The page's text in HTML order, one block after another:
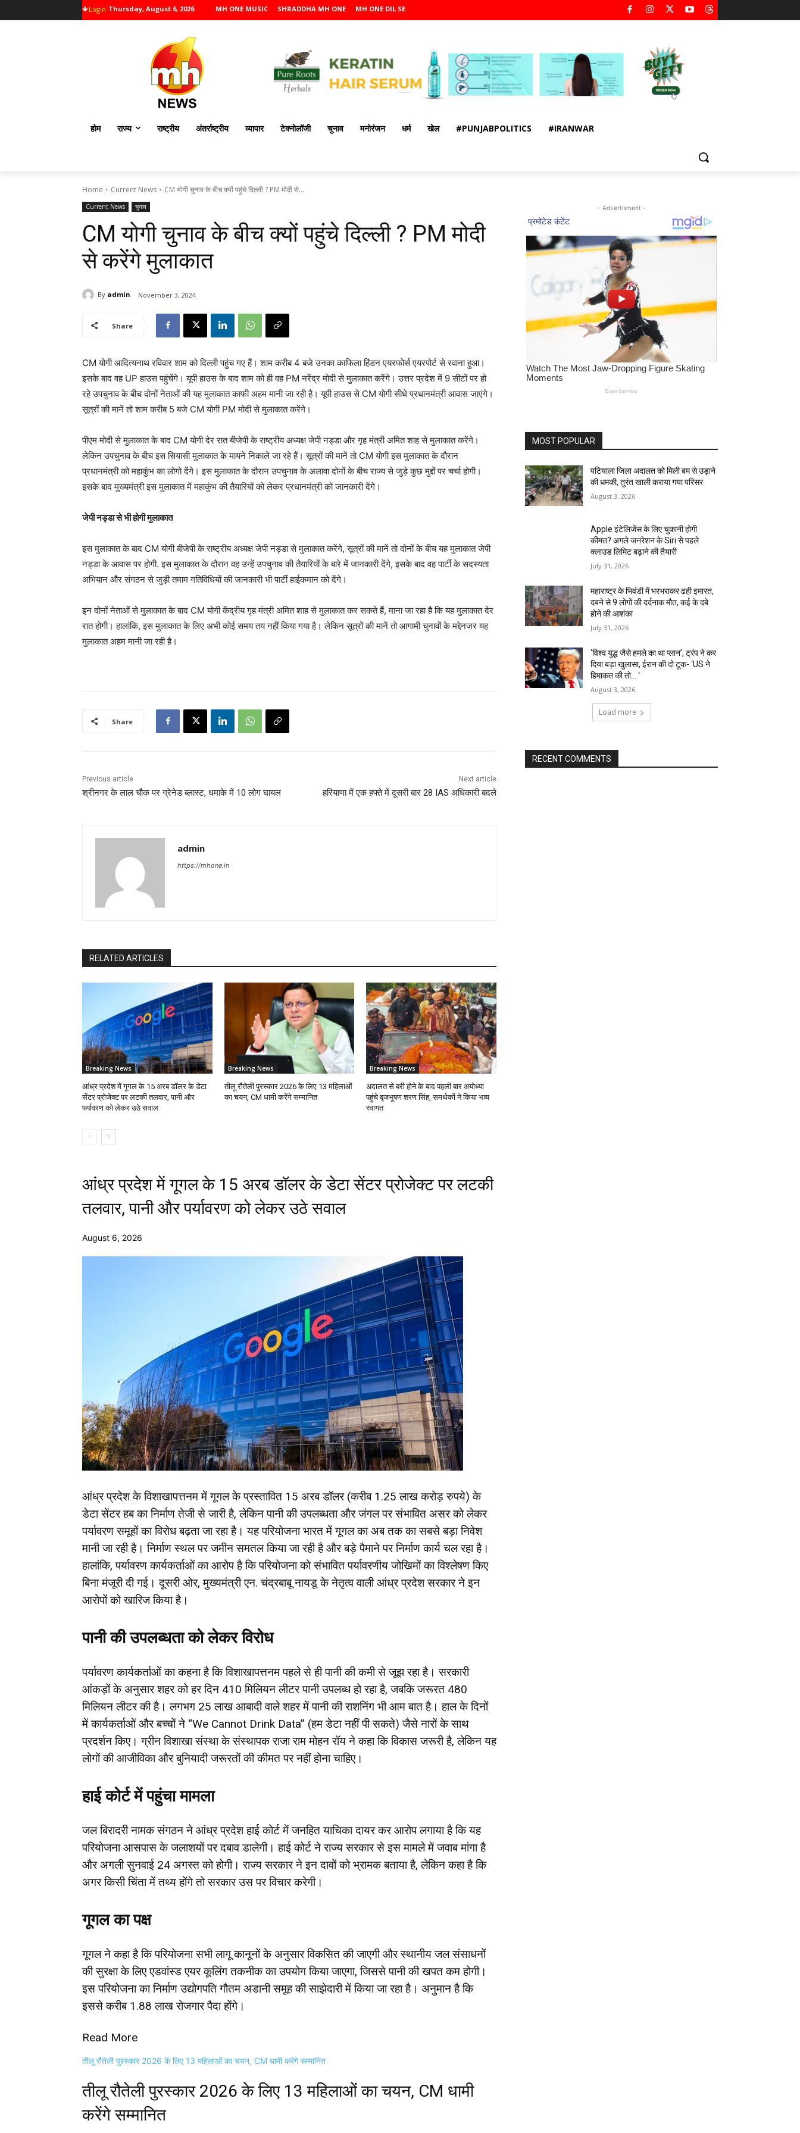
Login Thursday, August 6, 2026 MH ONE MUSIC SHRADDHA MH ONE MH ONE DIL SE
होम राज्य राष्ट्रीय अंतर्राष्ट्रीय व्यापार टेक्नोलॉजी चुनाव मनोरंजन धर्म खेल #PUNJABPOLITICS #IRANWAR
Home Current News CM योगी चुनाव के बीच क्यों पहुंचे दिल्ली ? PM मोदी से...
Current News चुनाव
CM योगी चुनाव के बीच क्यों पहुंचे दिल्ली ? PM मोदी
से करेंगे मुलाकात
By admin November 3, 2024
Share
CM योगी आदित्यनाथ रविवार शाम को दिल्ली पहुंच गए हैं। शाम करीब 4 बजे उनका काफिला हिंडन एयरफोर्स एयरपोर्ट से रवाना हुआ।
इसके बाद वह UP हाउस पहुंचेंगे। यूपी हाउस के बाद शाम को ही वह PM नरेंद्र मोदी से मुलाकात करेंगे। उत्तर प्रदेश में 9 सीटों पर हो
रहे उपचुनाव के बीच दोनों नेताओं की यह मुलाकात काफी अहम मानी जा रही है। यूपी हाउस से CM योगी सीधे प्रधानमंत्री आवास जाएंगे।
सूत्रों की मानें तो शाम करीब 5 बजे CM योगी PM मोदी से मुलाकात करेंगे।
पीएम मोदी से मुलाकात के बाद CM योगी देर रात बीजेपी के राष्ट्रीय अध्यक्ष जेपी नड्डा और गृह मंत्री अमित शाह से मुलाकात करेंगे।
लेकिन उपचुनाव के बीच इस सियासी मुलाकात के मायने निकाले जा रहे हैं। सूत्रों की मानें तो CM योगी इस मुलाकात के दौरान
प्रधानमंत्री को महाकुंभ का लोगो देंगे। इस मुलाकात के दौरान उपचुनाव के अलावा दोनों के बीच राज्य से जुड़े कुछ मुद्दों पर चर्चा होगी।
इसके बाद मुख्यमंत्री इस मुलाकात में महाकुंभ की तैयारियों को लेकर प्रधानमंत्री को जानकारी देंगे।
जेपी नड्डा से भी होगी मुलाकात
इस मुलाकात के बाद CM योगी बीजेपी के राष्ट्रीय अध्यक्ष जेपी नड्डा से मुलाकात करेंगे, सूत्रों की मानें तो दोनों के बीच यह मुलाकात जेपी
नड्डा के आवास पर होगी. इस मुलाकात के दौरान वह उन्हें उपचुनाव की तैयारियों के बारे में जानकारी देंगे, इसके बाद वह पार्टी के सदस्यता
अभियान और संगठन से जुड़ी तमाम गतिविधियों की जानकारी भी पार्टी हाईकमान को देंगे।
इन दोनों नेताओं से मुलाकात के बाद CM योगी केंद्रीय गृह मंत्री अमित शाह से मुलाकात कर सकते हैं, माना जा रहा है कि यह मुलाकात देर
रात होगी। हालांकि, इस मुलाकात के लिए अभी कोई समय तय नहीं किया गया है। लेकिन सूत्रों की मानें तो आगामी चुनावों के मद्देनजर यह
मुलाकात अहम मानी जा रही है।
Share
Previous article
श्रीनगर के लाल चौक पर ग्रेनेड ब्लास्ट, धमाके में 10 लोग घायल
Next article
हरियाणा में एक हफ्ते में दूसरी बार 28 IAS अधिकारी बदले
admin
https://mhone.in
RELATED ARTICLES
Breaking News
आंध्र प्रदेश में गूगल के 15 अरब डॉलर के डेटा
सेंटर प्रोजेक्ट पर लटकी तलवार, पानी और
पर्यावरण को लेकर उठे सवाल
Breaking News
तीलू रौतेली पुरस्कार 2026 के लिए 13 महिलाओं
का चयन, CM धामी करेंगे सम्मानित
Breaking News
अदालत से बरी होने के बाद पहली बार अयोध्या
पहुंचे बृजभूषण शरण सिंह, समर्थकों ने किया भव्य
स्वागत
आंध्र प्रदेश में गूगल के 15 अरब डॉलर के डेटा सेंटर प्रोजेक्ट पर लटकी
तलवार, पानी और पर्यावरण को लेकर उठे सवाल
August 6, 2026
आंध्र प्रदेश के विशाखापत्तनम में गूगल के प्रस्तावित 15 अरब डॉलर (करीब 1.25 लाख करोड़ रुपये) के
डेटा सेंटर हब का निर्माण तेजी से जारी है, लेकिन पानी की उपलब्धता और जंगल पर संभावित असर को लेकर
पर्यावरण समूहों का विरोध बढ़ता जा रहा है। यह परियोजना भारत में गूगल का अब तक का सबसे बड़ा निवेश
मानी जा रही है। निर्माण स्थल पर जमीन समतल किया जा रही है और बड़े पैमाने पर निर्माण कार्य चल रहा है।
हालांकि, पर्यावरण कार्यकर्ताओं का आरोप है कि परियोजना को संभावित पर्यावरणीय जोखिमों का विश्लेषण किए
बिना मंजूरी दी गई। दूसरी ओर, मुख्यमंत्री एन. चंद्रबाबू नायडू के नेतृत्व वाली आंध्र प्रदेश सरकार ने इन
आरोपों को खारिज किया है।
पानी की उपलब्धता को लेकर विरोध
पर्यावरण कार्यकर्ताओं का कहना है कि विशाखापत्तनम पहले से ही पानी की कमी से जूझ रहा है। सरकारी
आंकड़ों के अनुसार शहर को हर दिन 410 मिलियन लीटर पानी उपलब्ध हो रहा है, जबकि जरूरत 480
मिलियन लीटर की है। लगभग 25 लाख आबादी वाले शहर में पानी की राशनिंग भी आम बात है। हाल के दिनों
में कार्यकर्ताओं और बच्चों ने “We Cannot Drink Data” (हम डेटा नहीं पी सकते) जैसे नारों के साथ
प्रदर्शन किए। ग्रीन विशाखा संस्था के संस्थापक राजा राम मोहन रॉय ने कहा कि विकास जरूरी है, लेकिन यह
लोगों की आजीविका और बुनियादी जरूरतों की कीमत पर नहीं होना चाहिए।
हाई कोर्ट में पहुंचा मामला
जल बिरादरी नामक संगठन ने आंध्र प्रदेश हाई कोर्ट में जनहित याचिका दायर कर आरोप लगाया है कि यह
परियोजना आसपास के जलाशयों पर दबाव डालेगी। हाई कोर्ट ने राज्य सरकार से इस मामले में जवाब मांगा है
और अगली सुनवाई 24 अगस्त को होगी। राज्य सरकार ने इन दावों को भ्रामक बताया है, लेकिन कहा है कि
अगर किसी चिंता में तथ्य होंगे तो सरकार उस पर विचार करेगी।
गूगल का पक्ष
गूगल ने कहा है कि परियोजना सभी लागू कानूनों के अनुसार विकसित की जाएगी और स्थानीय जल संसाधनों
की सुरक्षा के लिए एडवांस्ड एयर कूलिंग तकनीक का उपयोग किया जाएगा, जिससे पानी की खपत कम होगी।
इस परियोजना का निर्माण उद्योगपति गौतम अडानी समूह की साझेदारी में किया जा रहा है। अनुमान है कि
इससे करीब 1.88 लाख रोजगार पैदा होंगे।
Read More
तीलू रौतेली पुरस्कार 2026 के लिए 13 महिलाओं का चयन, CM धामी करेंगे सम्मानित
तीलू रौतेली पुरस्कार 2026 के लिए 13 महिलाओं का चयन, CM धामी
करेंगे सम्मानित
- Advertisment -
MOST POPULAR
पटियाला जिला अदालत को मिली बम से उड़ाने
की धमकी, तुरंत खाली कराया गया परिसर
August 3, 2026
Apple इंटेलिजेंस के लिए चुकानी होगी
कीमत? अगले जनरेशन के Siri से पहले
क्लाउड लिमिट बढ़ाने की तैयारी
July 31, 2026
महाराष्ट्र के भिवंडी में भरभराकर ढही इमारत,
दबने से 9 लोगों की दर्दनाक मौत, कई के दबे
होने की आशंका
July 31, 2026
‘विश्व युद्ध जैसे हमले का था प्लान’, ट्रंप ने कर
दिया बड़ा खुलासा, ईरान की दो टूक- ‘US ने
हिमाकत की तो… ‘
August 3, 2026
Load more
RECENT COMMENTS